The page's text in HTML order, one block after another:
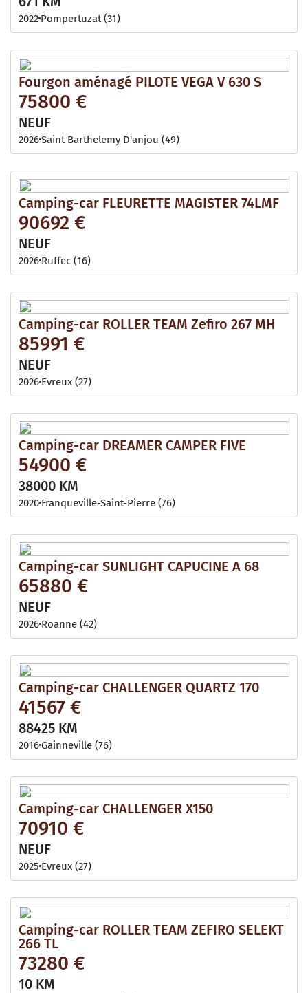
2022 Pompertuzat (31)
Fourgon aménagé PILOTE VEGA V 630 S
75800 €
NEUF
2026Saint Barthelemy D'anjou (49)
Camping-car FLEURETTE MAGISTER 74LMF
90692 €
NEUF
2026 Ruffec (16)
Camping-car ROLLER TEAM Zefiro 267 MH
85991 €
NEUF
2026 Evreux (27)
Camping-car DREAMER CAMPER FIVE
54900 €
38000 KM
2020 Franqueville-Saint-Pierre (76)
Camping-car SUNLIGHT CAPUCINE A 68
65880 €
NEUF
2026 Roanne (42)
Camping-car CHALLENGER QUARTZ 170
41567 €
88425 KM
2016Gainneville (76)
Camping-car CHALLENGER X150
70910 €
NEUF
2025 Evreux (27)
Camping-car ROLLER TEAM ZEFIRO SELEKT
266 TL
73280 €
10 KM